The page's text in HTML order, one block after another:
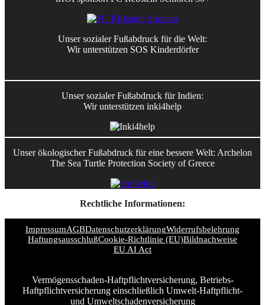
Unser sozialer Fußabdruck für die Welt:
Wir unterstützen SOS Kinderdörfer
Unser sozialer Fußabdruck für Indien:
Wir unterstützen inki4help
Unser ökologischer Fußabdruck für eine bessere Welt: Archelon
The Sea Turtle Protection Society of Greece
Rechtliche Informationen:
ImpressumAGBDatenschutzerklärungWiderrufsbelehrung
HaftungsausschlußCookie-Richtlinie (EU)Bildnachweise
EU AI Act
Vermögensschaden-Haftpflichtversicherung, Betriebs-
Haftpflichtversicherung einschließlich Umwelt-Haftpflicht-
und Umweltschadenversicherung